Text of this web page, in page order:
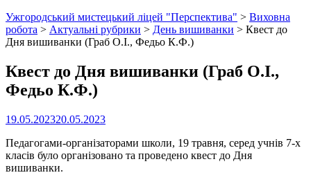
Ужгородський мистецький ліцей "Перспектива" > Виховна
робота > Актуальні рубрики > День вишиванки > Квест до
Дня вишиванки (Граб О.І., Федьо К.Ф.)
Квест до Дня вишиванки (Граб О.І.,
Федьо К.Ф.)
19.05.202320.05.2023
Педагогами-організаторами школи, 19 травня, серед учнів 7-х
класів було організовано та проведено квест до Дня
вишиванки.